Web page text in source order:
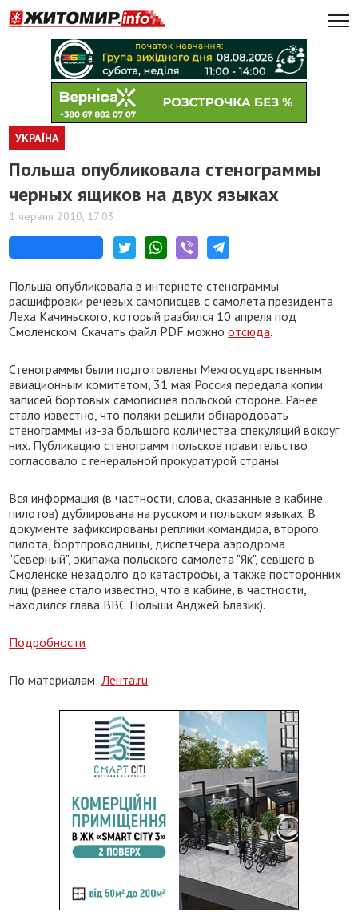
УКРАЇНА
Польша опубликовала стенограммы
черных ящиков на двух языках
1 червня 2010, 17:03
Польша опубликовала в интернете стенограммы
расшифровки речевых самописцев с самолета президента
Леха Качиньского, который разбился 10 апреля под
Смоленском. Скачать файл PDF можноотсюда.
Стенограммы были подготовлены Межгосударственным
авиационным комитетом, 31 мая Россия передала копии
записей бортовых самописцев польской стороне. Ранее
стало известно, что поляки решили обнародовать
стенограммы из-за большого количества спекуляций вокруг
них. Публикацию стенограмм польское правительство
согласовало с генеральной прокуратурой страны.
Вся информация (в частности, слова, сказанные в кабине
пилотов) дублирована на русском и польском языках. В
документе зафиксированы реплики командира, второго
пилота, бортпроводницы, диспетчера аэродрома
"Северный", экипажа польского самолета "Як", севшего в
Смоленске незадолго до катастрофы, а также посторонних
лиц (ранее стало известно, что в кабине, в частности,
находился глава ВВС Польши Анджей Блазик).
Подробности
По материалам:Лента.ru